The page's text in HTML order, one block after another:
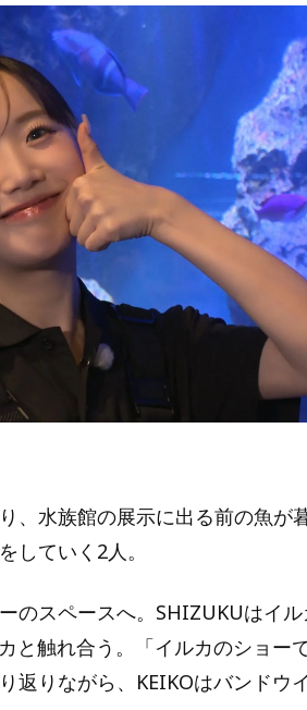
、水族館の展示に出る前の魚が
していく2人。
のスペースへ。SHIZUKUはイ
と触れ合う。「イルカのショー
返りながら、KEIKOはバンドウ